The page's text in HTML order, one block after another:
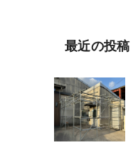
最近の投稿